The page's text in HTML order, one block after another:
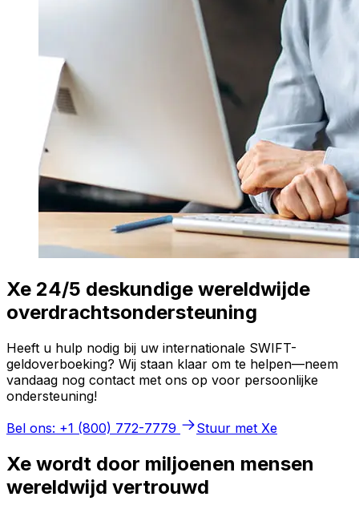
Xe 24/5 deskundige wereldwijde
overdrachtsondersteuning
Heeft u hulp nodig bij uw internationale SWIFT-
geldoverboeking? Wij staan klaar om te helpen—neem
vandaag nog contact met ons op voor persoonlijke
ondersteuning!
Bel ons: +1 (800) 772-7779
Stuur met Xe
Xe wordt door miljoenen mensen
wereldwijd vertrouwd